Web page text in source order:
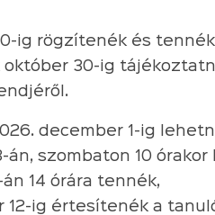
ig rögzítenék és
30-ig
december 1-ig
án, szombaton 10 órakor
14 órára tennék,
12-ig értesítenék a